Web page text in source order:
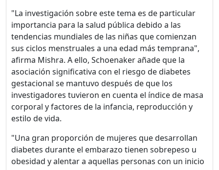
"La investigación sobre este tema es de particular
importancia para la salud pública debido a las
tendencias mundiales de las niñas que comienzan
sus ciclos menstruales a una edad más temprana",
afirma Mishra. A ello, Schoenaker añade que la
asociación significativa con el riesgo de diabetes
gestacional se mantuvo después de que los
investigadores tuvieron en cuenta el índice de masa
corporal y factores de la infancia, reproducción y
estilo de vida.
"Una gran proporción de mujeres que desarrollan
diabetes durante el embarazo tienen sobrepeso u
obesidad y alentar a aquellas personas con un inicio